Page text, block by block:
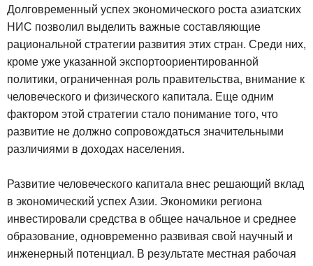
Долговременный успех экономического роста азиатских
НИС позволил выделить важные составляющие
рациональной стратегии развития этих стран. Среди них,
кроме уже указанной экспортоориентированной
политики, ограниченная роль правительства, внимание к
человеческого и физического капитала. Еще одним
фактором этой стратегии стало понимание того, что
развитие не должно сопровождаться значительными
различиями в доходах населения.
Развитие человеческого капитала внес решающий вклад
в экономический успех Азии. Экономики региона
инвестировали средства в общее начальное и среднее
образование, одновременно развивая свой научный и
инженерный потенциал. В результате местная рабочая